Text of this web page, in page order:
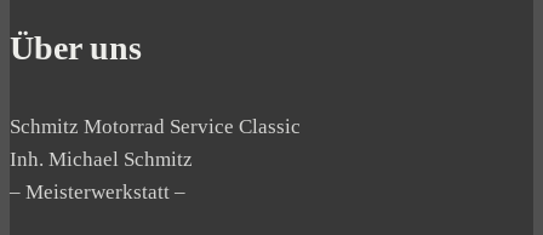
Über uns
Schmitz Motorrad Service Classic
Inh. Michael Schmitz
– Meisterwerkstatt –